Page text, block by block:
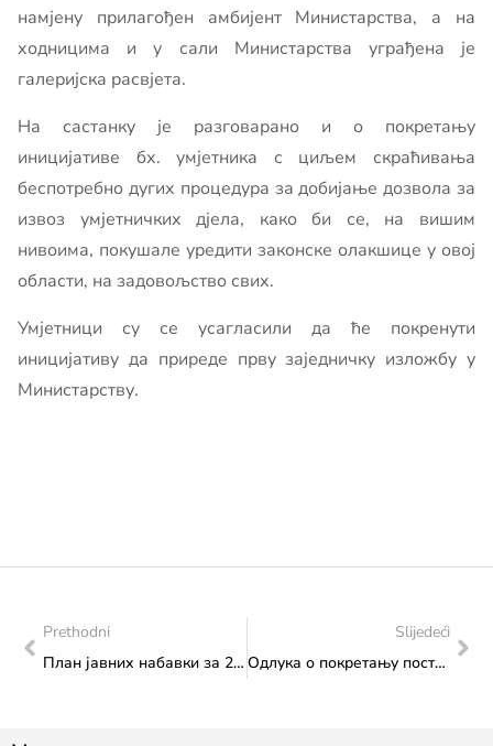
намјену прилагођен амбијент Министарства, а на
ходницима и у сали Министарства уграђена је
галеријска расвјета.
На састанку је разговарано и о покретању
иницијативе бх. умјетника с циљем скраћивања
беспотребно дугих процедура за добијање дозвола за
извоз умјетничких дјела, како би се, на вишим
нивоима, покушале уредити законске олакшице у овој
области, на задовољство свих.
Умјетници су се усагласили да ће покренути
иницијативу да приреде прву заједничку изложбу у
Министарству.
Prethodni
План јавних набавки за 2024. годину
Slijedeći
Одлука о покретању поступка јавне набавке